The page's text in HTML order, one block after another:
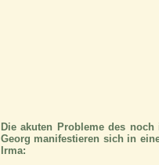
Die akuten Probleme des
Georg manifestieren sich in
Irma: